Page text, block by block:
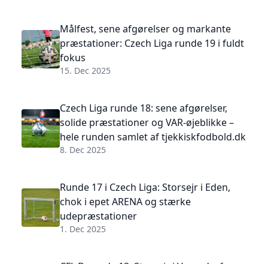
Målfest, sene afgørelser og markante
præstationer: Czech Liga runde 19 i fuldt
fokus
15. Dec 2025
Czech Liga runde 18: sene afgørelser,
solide præstationer og VAR-øjeblikke –
hele runden samlet af tjekkiskfodbold.dk
8. Dec 2025
Runde 17 i Czech Liga: Storsejr i Eden,
chok i epet ARENA og stærke
udepræstationer
1. Dec 2025